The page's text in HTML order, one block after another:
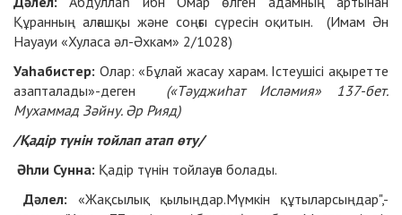
Құранның алғашқы және соңғы сүресін оқитын. (Имам Ән
Науауи «Хуласа әл-Әхкам» 2/1028)
Уаһабистер: Олар: «Бұлай жасау харам. Істеушісі ақыретте
азапталады»-деген («Тәуджиһат Исләмия» 137-бет.
Мухаммад Зәйну. Әр Рияд)
/Қадір түнін тойлап атап өту/
Әһли Сунна: Қадір түнін тойлауға болады.
Дәлел: «Жақсылық қылыңдар.Мүмкін құтыларсыңдар",-